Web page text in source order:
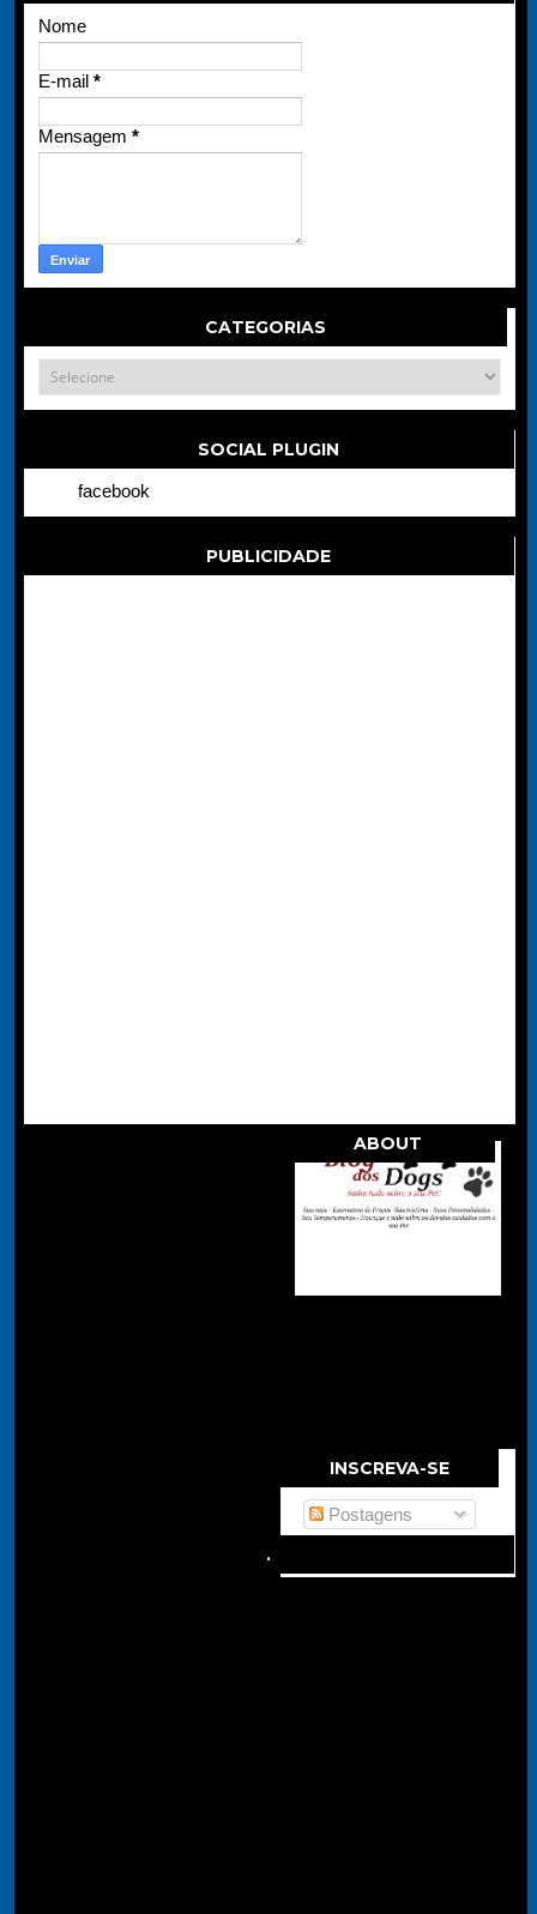
Nome
E-mail *
Mensagem *
CATEGORIAS
SOCIAL PLUGIN
facebook
PUBLICIDADE
ABOUT
INSCREVA-SE
Postagens
.